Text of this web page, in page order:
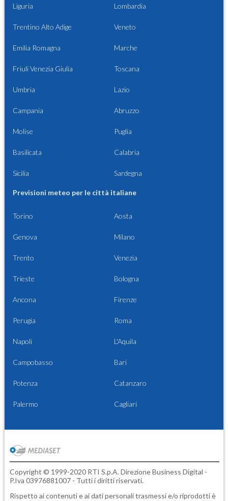
Liguria Lombardia
Trentino Alto Adige Veneto
Emilia Romagna Marche
Friuli Venezia Giulia Toscana
Umbria Lazio
Campania Abruzzo
Molise Puglia
Basilicata Calabria
Sicilia Sardegna
Previsioni meteo per le città italiane
Torino Aosta
Genova Milano
Trento Venezia
Trieste Bologna
Ancona Firenze
Perugia Roma
Napoli L'Aquila
Campobasso Bari
Potenza Catanzaro
Palermo Cagliari
Copyright © 1999-2020 RTI S.p.A. Direzione Business Digital -
P.Iva 03976881007 - Tutti i diritti riservati.
Rispetto ai contenuti e ai dati personali trasmessi e/o riprodotti è